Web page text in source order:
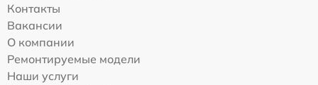
Контакты
Вакансии
О компании
Ремонтируемые модели
Наши услуги